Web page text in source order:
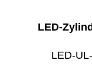
LED-
LED-